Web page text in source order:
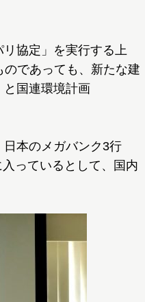
協定」を実行する上
であっても、新たな建
国連環境計画
本のメガバンク3行
っているとして、国内